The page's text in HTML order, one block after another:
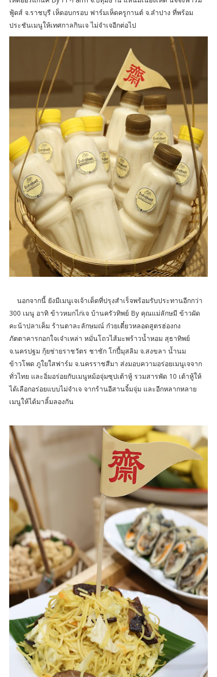
ฟู้ดส์ จ.ราชบุรี เห็ดอบกรอบ ฟาร์มเห็ดครูกานต์ จ.ลำปาง ที่พร้อม
ประชันเมนูให้เทศกาลกินเจ ไม่จำเจอีกต่อไป
นอกจากนี้ ยังมีเมนูเจเจ้าเด็ดที่ปรุงสำเร็จพร้อมรับประทานอีกกว่า
300 เมนู อาทิ ข้าวหมกไก่เจ บ้านครัวทิพย์ By คุณแม่ลักษมี ข้าวผัด
คะน้าปลาเค็ม ร้านตาละลักษมณ์ ก๋วยเตี๋ยวหลอดสูตรฮ่องกง
ภัตตาคารกอกใจเจ๋าเหล่า หมั่นโถวไส้มะพร้าวน้ำหอม สุธาทิพย์
จ.นครปฐม กุ้ยช่ายราชวัตร ชาชัก โกปี้มุสลิม จ.สงขลา น้ำนม
ข้าวโพด ภูใยใสฟาร์ม จ.นครราชสีมา ส่งมอบความอร่อยเมนูเจจาก
ทั่วไทย และอิ่มอร่อยกับเมนูหม้อจุ่มซุปเต้าหู้ รวมสารพัด 10 เต้าหู้ให้
ได้เลือกอร่อยแบบไม่จำเจ จากร้านอีสานจิ้มจุ่ม และอีกหลากหลาย
เมนูให้ได้มาลิ้มลองกัน